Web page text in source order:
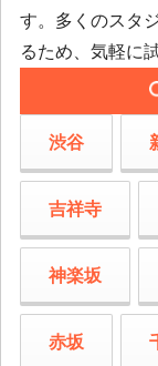
す。多くのスタ
るため、気軽に
渋谷
吉祥寺
神楽坂
赤坂